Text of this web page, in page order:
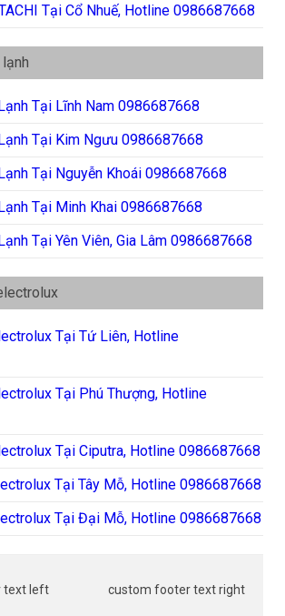
Tại Cổ Nhuế, Hotline 0986687668
Tại Lĩnh Nam 0986687668
Tại Kim Ngưu 0986687668
Tại Nguyễn Khoái 0986687668
Tại Minh Khai 0986687668
Tại Yên Viên, Gia Lâm 0986687668
Tại Tứ Liên, Hotline
Tại Phú Thượng, Hotline
Tại Ciputra, Hotline 0986687668
Tại Tây Mỗ, Hotline 0986687668
Tại Đại Mỗ, Hotline 0986687668
text left custom footer text right